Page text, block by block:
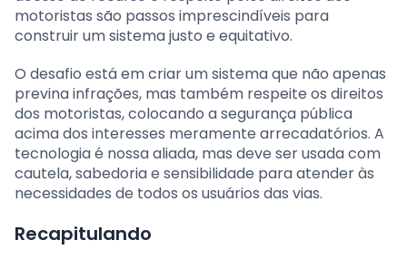
motoristas são passos imprescindíveis para
construir um sistema justo e equitativo.
O desafio está em criar um sistema que não apenas
previna infrações, mas também respeite os direitos
dos motoristas, colocando a segurança pública
acima dos interesses meramente arrecadatórios. A
tecnologia é nossa aliada, mas deve ser usada com
cautela, sabedoria e sensibilidade para atender às
necessidades de todos os usuários das vias.
Recapitulando